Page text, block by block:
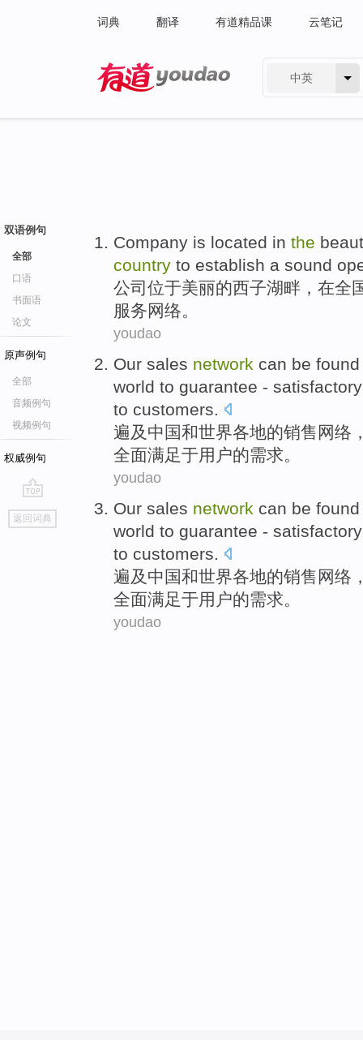
词典 翻译 有道精品课 云笔记
中英
双语例句
全部
口语
书面语
论文
原声例句
全部
音频例句
视频例句
权威例句
go
top
返回词典
Company is located in the
country to establish a sound
公司 位于美丽的西子湖畔 ，在全
服务网络。
youdao
Our sales network can be
world to guarantee -
to customers.
遍及 中国和世界各地的销售 网络
全面满足于用户的需求。
youdao
Our sales network can be
world to guarantee -
to customers
遍及 中国和世界各地的销售 网络
全面满足于用户的需求。
youdao